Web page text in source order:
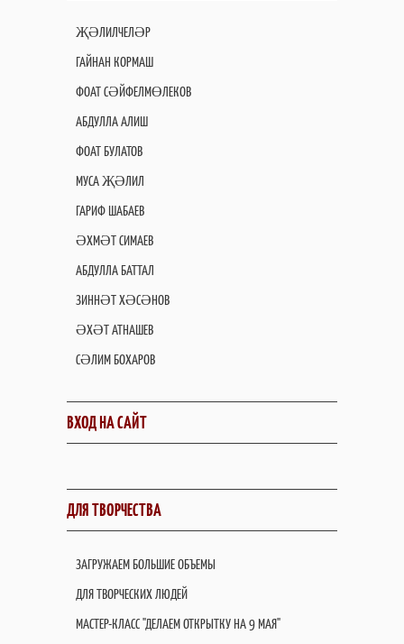
ҖӘЛИЛЧЕЛӘР
ГАЙНАН КОРМАШ
ФОАТ СӘЙФЕЛМӨЛЕКОВ
АБДУЛЛА АЛИШ
ФОАТ БУЛАТОВ
МУСА ҖӘЛИЛ
ГАРИФ ШАБАЕВ
ӘХМӘТ СИМАЕВ
АБДУЛЛА БАТТАЛ
ЗИННӘТ ХӘСӘНОВ
ӘХӘТ АТНАШЕВ
СӘЛИМ БОХАРОВ
ВХОД НА САЙТ
ДЛЯ ТВОРЧЕСТВА
ЗАГРУЖАЕМ БОЛЬШИЕ ОБЪЕМЫ
ДЛЯ ТВОРЧЕСКИХ ЛЮДЕЙ
МАСТЕР-КЛАСС "ДЕЛАЕМ ОТКРЫТКУ НА 9 МАЯ"